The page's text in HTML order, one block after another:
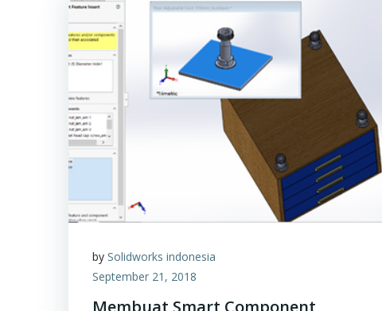
by Solidworks indonesia
September 21, 2018
Membuat Smart Component